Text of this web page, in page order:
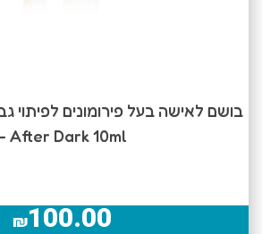
After Dark 10ml
₪100.00